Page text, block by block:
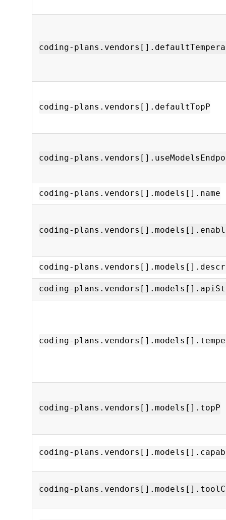
coding-
coding-plans.vendors[].defaultTopP
coding-
coding-plans.vendors[].models[].name
coding-
coding-
coding-
coding-
coding-plans.vendors[].models[].topP
coding-
coding-